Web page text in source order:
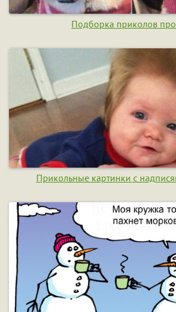
Подборка приколов
Прикольные картинки с